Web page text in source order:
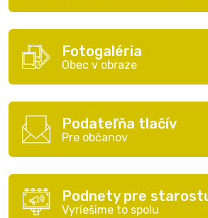
Fotogaléria
Obec v obraze
Podateľňa tlačív
Pre občanov
Podnety pre
Vyriešime to spolu